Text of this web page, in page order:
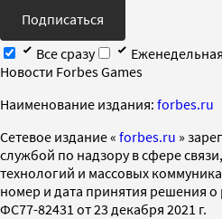
Подписаться
Все сразу
Еженедельная
Новости Forbes Games
Наименование издания: forbes.ru
Cетевое издание « forbes.ru »
службой по надзору в сфере
технологий и массовых
номер и дата принятия решения
ФС77-82431 от 23 декабря 2021 г.